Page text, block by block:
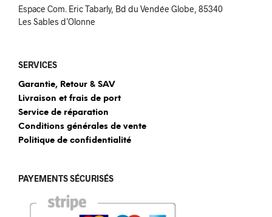
Espace Com. Eric Tabarly, Bd du Vendée Globe, 85340
Les Sables d’Olonne
SERVICES
Garantie, Retour & SAV
Livraison et frais de port
Service de réparation
Conditions générales de vente
Politique de confidentialité
PAYEMENTS SÉCURISÉS